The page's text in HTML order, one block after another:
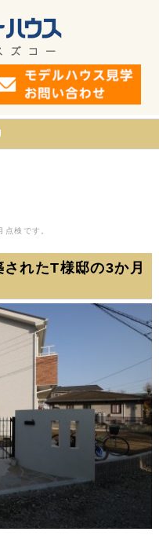
検です。
れたT様邸の3か月